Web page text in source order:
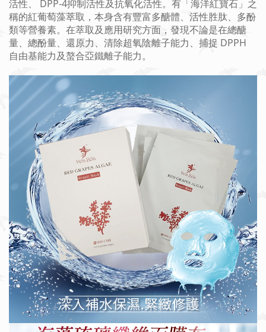
活性、 DPP-4抑制活性及抗氧化活性。有「海洋紅寶石」之
稱的紅葡萄藻萃取，本身含有豐富多醣體、活性胜肽、多酚
類等營養素。在萃取及應用研究方面，發現不論是在總醣
量、總酚量、還原力、清除超氧陰離子能力、捕捉 DPPH
自由基能力及螯合亞鐵離子能力。